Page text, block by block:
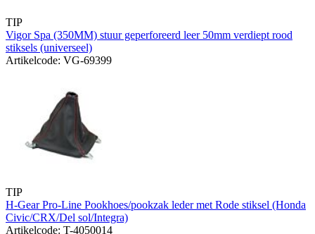
TIP
Vigor Spa (350MM) stuur geperforeerd leer 50mm verdiept rood
stiksels (universeel)
Artikelcode: VG-69399
TIP
H-Gear Pro-Line Pookhoes/pookzak leder met Rode stiksel (Honda
Civic/CRX/Del sol/Integra)
Artikelcode: T-4050014